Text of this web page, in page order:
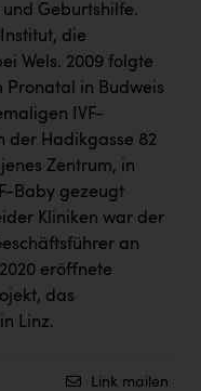
Geburtshilfe.
die
Wels. 2009 folgte
Pronatal in Budweis
IVF-
der Hadikgasse 82
Zentrum, in
Baby gezeugt
Kliniken war der
an
eröffnete
das
Linz.
Link mailen